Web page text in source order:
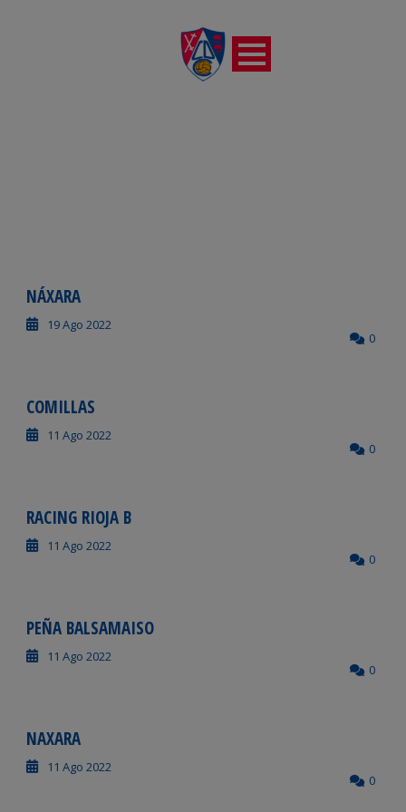
NÁXARA
19 Ago 2022
0
COMILLAS
11 Ago 2022
0
RACING RIOJA B
11 Ago 2022
0
PEÑA BALSAMAISO
11 Ago 2022
0
NAXARA
11 Ago 2022
0